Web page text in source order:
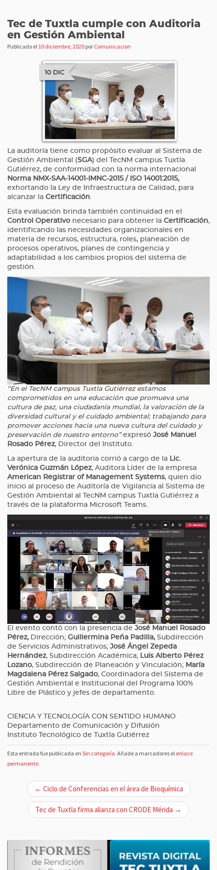
Tec de Tuxtla cumple con Auditoria
en Gestión Ambiental
Publicado el 10 diciembre, 2020 por Comunicacion
La auditoría tiene como propósito evaluar al Sistema de
Gestión Ambiental (SGA) del TecNM campus Tuxtla
Gutiérrez, de conformidad con la norma internacional
Norma NMX-SAA-14001-IMNC-2015 / ISO 14001:2015,
exhortando la Ley de Infraestructura de Calidad, para
alcanzar la Certificación.
Esta evaluación brinda también continuidad en el
Control Operativo necesario para obtener la Certificación,
identificando las necesidades organizacionales en
materia de recursos, estructura, roles, planeación de
procesos operativos, planes de contingencia y
adaptabilidad a los cambios propios del sistema de
gestión.
“En el TecNM campus Tuxtla Gutiérrez estamos
comprometidos en una educación que promueva una
cultura de paz, una ciudadanía mundial, la valoración de la
diversidad cultural y el cuidado ambiental; trabajando para
promover acciones hacia una nueva cultura del cuidado y
preservación de nuestro entorno”expresó José Manuel
Rosado Pérez, Director del Instituto.
La apertura de la auditoria corrió a cargo de la Lic.
Verónica Guzmán López, Auditora Líder de la empresa
American Registrar of Management Systems, quien dio
inicio al proceso de Auditoría de Vigilancia al Sistema de
Gestión Ambiental al TecNM campus Tuxtla Gutiérrez a
través de la plataforma Microsoft Teams.
El evento contó con la presencia de José Manuel Rosado
Pérez, Dirección; Guillermina Peña Padilla, Subdirección
de Servicios Administrativos; José Ángel Zepeda
Hernández, Subdirección Académica; Luis Alberto Pérez
Lozano, Subdirección de Planeación y Vinculación; María
Magdalena Pérez Salgado, Coordinadora del Sistema de
Gestión Ambiental e Institucional del Programa 100%
Libre de Plástico y jefes de departamento.
CIENCIA Y TECNOLOGÍA CON SENTIDO HUMANO
Departamento de Comunicación y Difusión
Instituto Tecnológico de Tuxtla Gutiérrez
Esta entrada fue publicada en Sin categoría. Añade a marcadores el enlace
permanente.
g
← Ciclo de Conferencias en el área de Bioquímica
Tec de Tuxtla firma alianza con CRODE Mérida →